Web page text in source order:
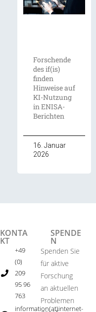
Forschende
des if(is)
finden
Hinweise auf
KI-Nutzung
in ENISA-
Berichten
16. Januar
2026
KONTA
KT
+49
(0)
209
95 96
763
information(at)internet-
SPENDE
N
Spenden Sie
für aktive
Forschung
an aktuellen
Problemen